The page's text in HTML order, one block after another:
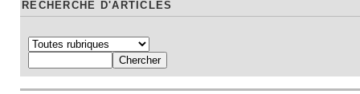
RECHERCHE D'ARTICLES